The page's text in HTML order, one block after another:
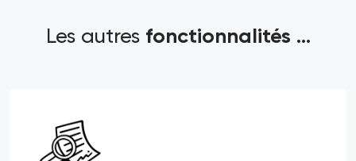
Les autres fonctionnalités ...